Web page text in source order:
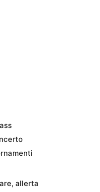
allerta